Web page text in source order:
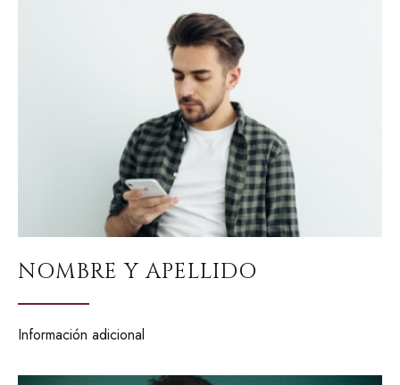
NOMBRE Y APELLIDO
Información adicional